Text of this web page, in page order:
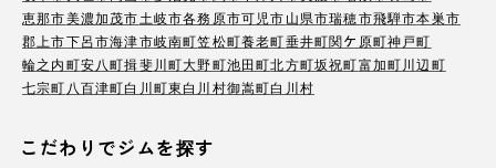
恵那市美濃加茂市土岐市各務原市可児市山県市瑞穂市飛騨市本巣市
郡上市下呂市海津市岐南町笠松町養老町垂井町関ケ原町神戸町
輪之内町安八町揖斐川町大野町池田町北方町坂祝町富加町川辺町
七宗町八百津町白川町東白川村御嵩町白川村
こだわりでジムを探す